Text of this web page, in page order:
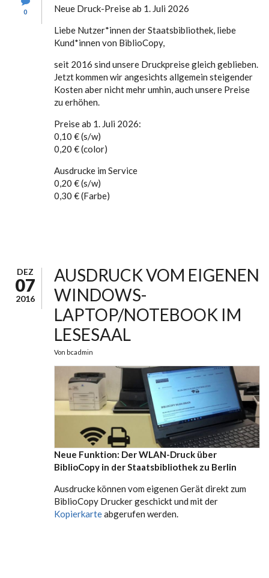
0
Neue Druck-Preise ab 1. Juli 2026
Liebe Nutzer*innen der Staatsbibliothek, liebe
Kund*innen von BiblioCopy,
seit 2016 sind unsere Druckpreise gleich geblieben.
Jetzt kommen wir angesichts allgemein steigender
Kosten aber nicht mehr umhin, auch unsere Preise
zu erhöhen.
Preise ab 1. Juli 2026:
0,10 € (s/w)
0,20 € (color)
Ausdrucke im Service
0,20 € (s/w)
0,30 € (Farbe)
DEZ
07
2016
AUSDRUCK VOM EIGENEN
WINDOWS-
LAPTOP/NOTEBOOK IM
LESESAAL
Von bcadmin
Neue Funktion: Der WLAN-Druck über
BiblioCopy in der Staatsbibliothek zu Berlin
Ausdrucke können vom eigenen Gerät direkt zum
BiblioCopy Drucker geschickt und mit der
Kopierkarteabgerufen werden.